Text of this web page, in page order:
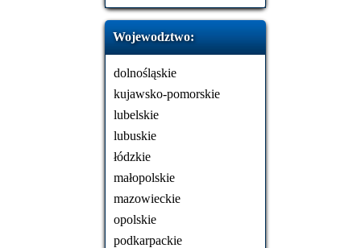
Wojewodztwo:
dolnośląskie
kujawsko-pomorskie
lubelskie
lubuskie
łódzkie
małopolskie
mazowieckie
opolskie
podkarpackie